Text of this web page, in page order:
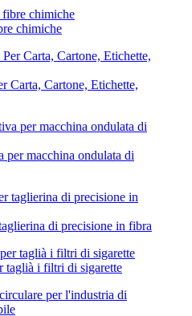
chimiche
Carta, Cartone, Etichette,
per macchina ondulata di
di precisione in fibra
taglià i filtri di sigarette